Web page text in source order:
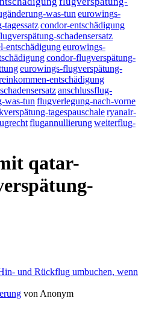
was-tun eurowings-
tagessatzcondor-entschädigung
schadensersatz
entschädigungeurowings-
condor-flugverspätung-
eurowings-flugverspätung-
entschädigung
anschlussflug-
was-tun flugverlegung-nach-vorne
tagespauschaleryanair-
flugannullierungweiterflug-
qatar-
und Rückflug umbuchen, wenn
von Anonym